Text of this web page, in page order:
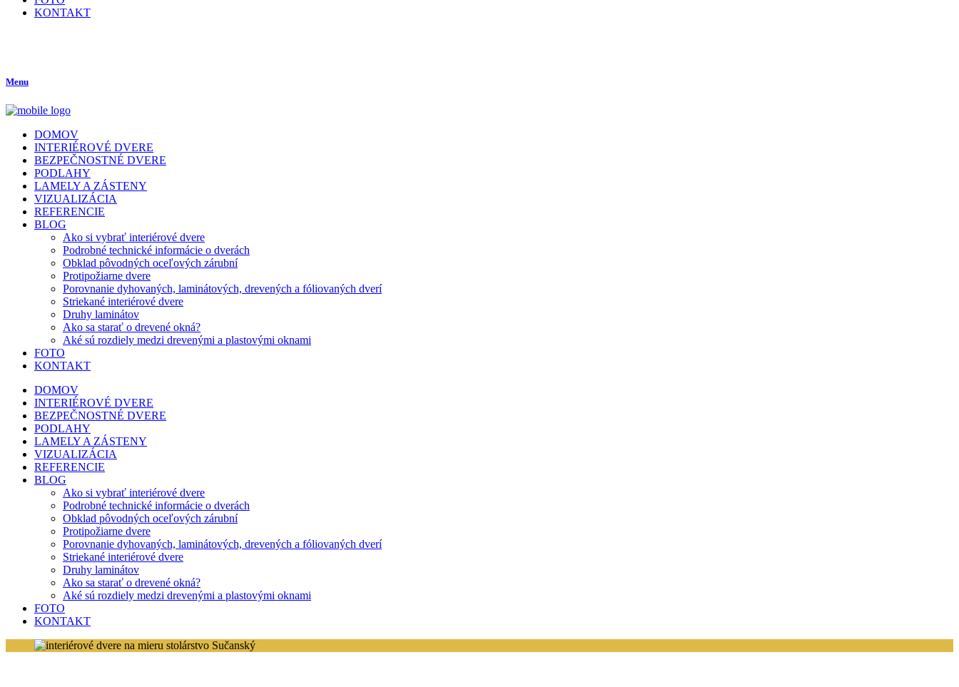
KONTAKT
Menu
DOMOV
INTERIÉROVÉ DVERE
BEZPEČNOSTNÉ DVERE
PODLAHY
LAMELY A ZÁSTENY
VIZUALIZÁCIA
REFERENCIE
BLOG
Ako si vybrať interiérové dvere
Podrobné technické informácie o dverách
Obklad pôvodných oceľových zárubní
Protipožiarne dvere
Porovnanie dyhovaných, laminátových, drevených a fóliovaných dverí
Striekané interiérové dvere
Druhy laminátov
Ako sa starať o drevené okná?
Aké sú rozdiely medzi drevenými a plastovými oknami
FOTO
KONTAKT
DOMOV
INTERIÉROVÉ DVERE
BEZPEČNOSTNÉ DVERE
PODLAHY
LAMELY A ZÁSTENY
VIZUALIZÁCIA
REFERENCIE
BLOG
Ako si vybrať interiérové dvere
Podrobné technické informácie o dverách
Obklad pôvodných oceľových zárubní
Protipožiarne dvere
Porovnanie dyhovaných, laminátových, drevených a fóliovaných dverí
Striekané interiérové dvere
Druhy laminátov
Ako sa starať o drevené okná?
Aké sú rozdiely medzi drevenými a plastovými oknami
FOTO
KONTAKT